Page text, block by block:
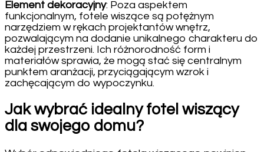
Element dekoracyjny: Poza aspektem
funkcjonalnym, fotele wiszące są potężnym
narzędziem w rękach projektantów wnętrz,
pozwalającym na dodanie unikalnego charakteru do
każdej przestrzeni. Ich różnorodność form i
materiałów sprawia, że mogą stać się centralnym
punktem aranżacji, przyciągającym wzrok i
zachęcającym do wypoczynku.
Jak wybrać idealny fotel wiszący
dla swojego domu?